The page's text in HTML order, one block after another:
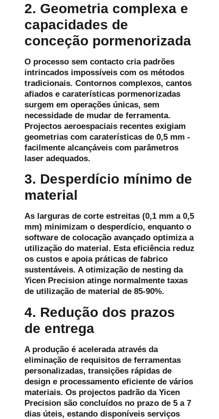
2. Geometria complexa e
capacidades de
conceção pormenorizada
O processo sem contacto cria padrões
intrincados impossíveis com os métodos
tradicionais. Contornos complexos, cantos
afiados e caraterísticas pormenorizadas
surgem em operações únicas, sem
necessidade de mudar de ferramenta.
Projectos aeroespaciais recentes exigiam
geometrias com caraterísticas de 0,5 mm -
facilmente alcançáveis com parâmetros
laser adequados.
3. Desperdício mínimo de
material
As larguras de corte estreitas (0,1 mm a 0,5
mm) minimizam o desperdício, enquanto o
software de colocação avançado optimiza a
utilização do material. Esta eficiência reduz
os custos e apoia práticas de fabrico
sustentáveis. A otimização de nesting da
Yicen Precision atinge normalmente taxas
de utilização de material de 85-90%.
4. Redução dos prazos
de entrega
A produção é acelerada através da
eliminação de requisitos de ferramentas
personalizadas, transições rápidas de
design e processamento eficiente de vários
materiais. Os projectos padrão da Yicen
Precision são concluídos no prazo de 5 a 7
dias úteis, estando disponíveis serviços